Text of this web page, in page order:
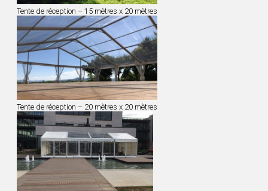
Tente de réception – 15 mètres x 20 mètres
Tente de réception – 20 mètres x 20 mètres